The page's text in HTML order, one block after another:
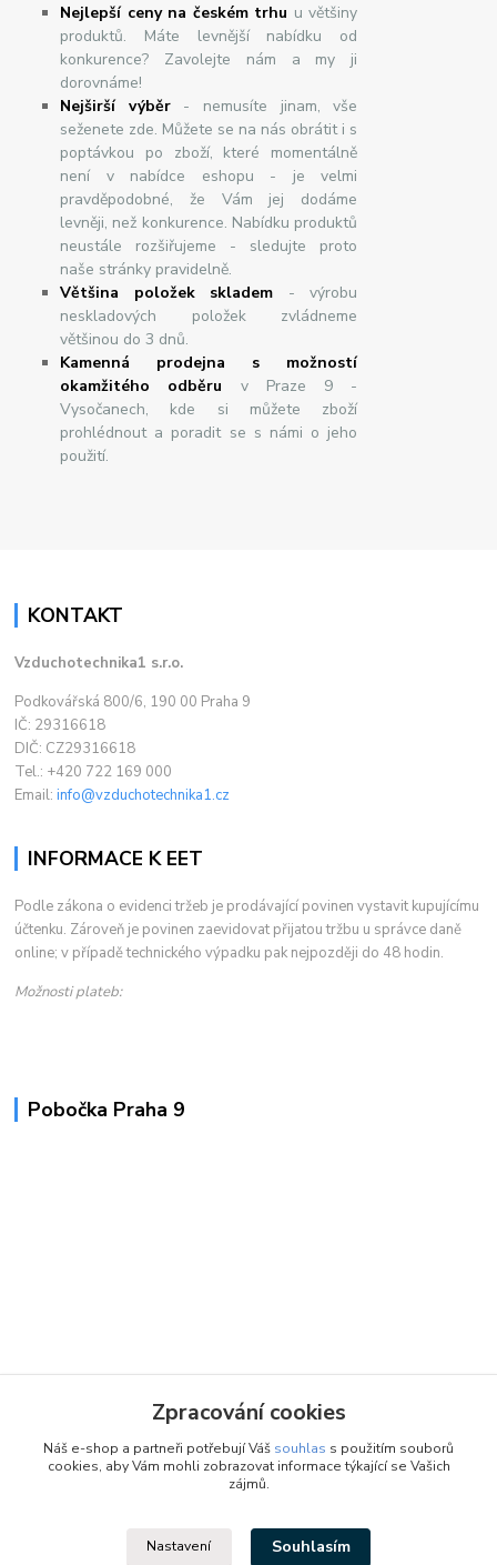
Nejlepší ceny na českém trhu u většiny
produktů. Máte levnější nabídku od
konkurence? Zavolejte nám a my ji
dorovnáme!
Nejširšívýběr- nemusíte jinam, vše
seženete zde. Můžete se na nás obrátit i s
poptávkou po zboží, které momentálně
není v nabídce eshopu - je velmi
pravděpodobné, že Vám jej dodáme
levněji, než konkurence. Nabídku produktů
neustále rozšiřujeme - sledujte proto
naše stránky pravidelně.
Většina položek skladem - výrobu
neskladových položek zvládneme
většinou do 3 dnů.
Kamenná prodejna s možností
okamžitého odběru v Praze 9 -
Vysočanech, kde si můžete zboží
prohlédnout a poradit se s námi o jeho
použití.
KONTAKT
Vzduchotechnika1 s.r.o.
Podkovářská 800/6, 190 00 Praha 9
IČ: 29316618
DIČ: CZ29316618
Tel.: +420 722 169 000
Email:info@vzduchotechnika1.cz
INFORMACE K EET
Podle zákona o evidenci tržeb je prodávající povinen vystavit kupujícímu
účtenku. Zároveň je povinen zaevidovat přijatou tržbu u správce daně
online; v případě technického výpadku pak nejpozději do 48 hodin.
Možnosti plateb:
Pobočka Praha 9
Zpracování cookies
Náš e-shop a partneři potřebují Váš souhlas s použitím souborů
cookies, aby Vám mohli zobrazovat informace týkající se Vašich
zájmů.
Nastavení Souhlasím